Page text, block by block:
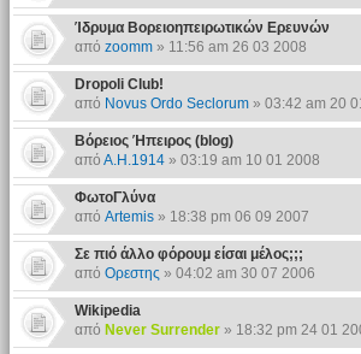
Ίδρυμα Βορειοηπειρωτικών Ερευνών
από zoomm» 11:56 am 26 03 2008
Dropoli Club!
από Novus Ordo Seclorum» 03:42 am 20
Βόρειος Ήπειρος (blog)
από Α.Η.1914» 03:19 am 10 01 2008
ΦωτοΓλύνα
από Artemis» 18:38 pm 06 09 2007
Σε πιό άλλο φόρουμ είσαι μέλος;;;
από Ορεστης » 04:02 am 30 07 2006
Wikipedia
από Never Surrender» 18:32 pm 24 01